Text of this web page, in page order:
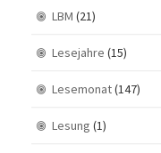
LBM (21)
Lesejahre (15)
Lesemonat(147)
Lesung (1)